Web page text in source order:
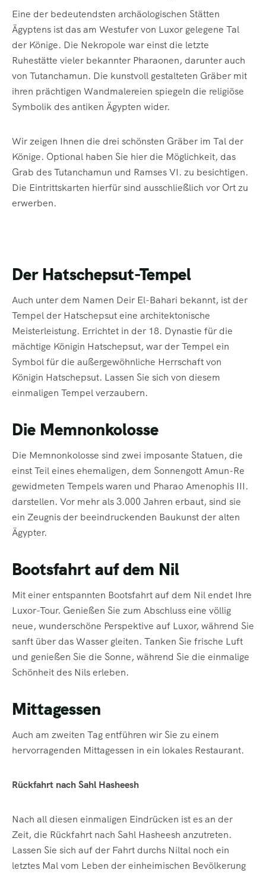
Eine der bedeutendsten archäologischen Stätten
Ägyptens ist das am Westufer von Luxor gelegene Tal
der Könige. Die Nekropole war einst die letzte
Ruhestätte vieler bekannter Pharaonen, darunter auch
von Tutanchamun. Die kunstvoll gestalteten Gräber mit
ihren prächtigen Wandmalereien spiegeln die religiöse
Symbolik des antiken Ägypten wider.
Wir zeigen Ihnen die drei schönsten Gräber im Tal der
Könige. Optional haben Sie hier die Möglichkeit, das
Grab des Tutanchamun und Ramses VI. zu besichtigen.
Die Eintrittskarten hierfür sind ausschließlich vor Ort zu
erwerben.
Der Hatschepsut-Tempel
Auch unter dem Namen Deir El-Bahari bekannt, ist der
Tempel der Hatschepsut eine architektonische
Meisterleistung. Errichtet in der 18. Dynastie für die
mächtige Königin Hatschepsut, war der Tempel ein
Symbol für die außergewöhnliche Herrschaft von
Königin Hatschepsut. Lassen Sie sich von diesem
einmaligen Tempel verzaubern.
Die Memnonkolosse
Die Memnonkolosse sind zwei imposante Statuen, die
einst Teil eines ehemaligen, dem Sonnengott Amun-Re
gewidmeten Tempels waren und Pharao Amenophis III.
darstellen. Vor mehr als 3.000 Jahren erbaut, sind sie
ein Zeugnis der beeindruckenden Baukunst der alten
Ägypter.
Bootsfahrt auf dem Nil
Mit einer entspannten Bootsfahrt auf dem Nil endet Ihre
Luxor-Tour. Genießen Sie zum Abschluss eine völlig
neue, wunderschöne Perspektive auf Luxor, während Sie
sanft über das Wasser gleiten. Tanken Sie frische Luft
und genießen Sie die Sonne, während Sie die einmalige
Schönheit des Nils erleben.
Mittagessen
Auch am zweiten Tag entführen wir Sie zu einem
hervorragenden Mittagessen in ein lokales Restaurant.
Rückfahrt nach Sahl Hasheesh
Nach all diesen einmaligen Eindrücken ist es an der
Zeit, die Rückfahrt nach Sahl Hasheesh anzutreten.
Lassen Sie sich auf der Fahrt durchs Niltal noch ein
letztes Mal vom Leben der einheimischen Bevölkerung